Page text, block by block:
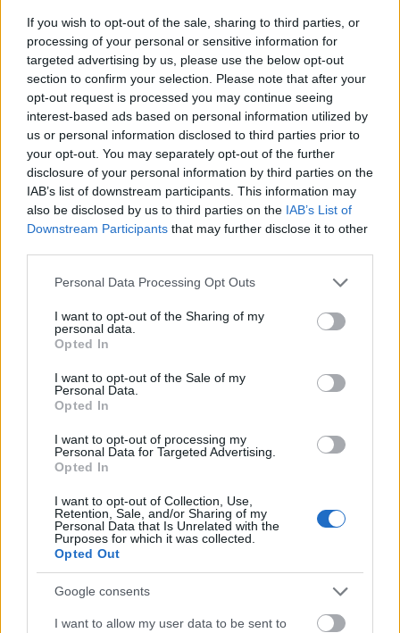
If you wish to opt-out of the sale, sharing to third parties, or
processing of your personal or sensitive information for
targeted advertising by us, please use the below opt-out
section to confirm your selection. Please note that after your
opt-out request is processed you may continue seeing
interest-based ads based on personal information utilized by
us or personal information disclosed to third parties prior to
your opt-out. You may separately opt-out of the further
disclosure of your personal information by third parties on the
IAB’s list of downstream participants. This information may
also be disclosed by us to third parties on the IAB’s List of
Downstream Participants that may further disclose it to other
Please note that this website/app uses one or more Google
not limited to your visit or usage behaviour. You may click to
grant or deny consent to Google and its third-party tags to
use your data for below specified purposes in below Google
consent section.
Personal Data Processing Opt Outs
I want to opt-out of the Sharing of my
personal data.
Opted In
I want to opt-out of the Sale of my
Personal Data.
Opted In
I want to opt-out of processing my
Personal Data for Targeted Advertising.
Opted In
I want to opt-out of Collection, Use,
Retention, Sale, and/or Sharing of my
Personal Data that Is Unrelated with the
Purposes for which it was collected.
Opted Out
Google consents
I want to allow my user data to be sent to
ΣΧΕΤΙΚΑ ΜΕ ΕΜΑΣ
Η εταιρεία με την επωνυμία “POLITICAL MEDIA GROUP A.E.” και κατ’
συμμορφώνονται με τη Σύσταση (ΕΕ) 2018/334 της Επιτροπής της 1ης
Μαρτίου 2018 σχετικά με τα μέτρα για την αποτελεσματική
Μοναδικός αριθμός Μ.Η.Τ. 262047
press@paraskhnio.gr
Τηλέφωνο:
210 9580876